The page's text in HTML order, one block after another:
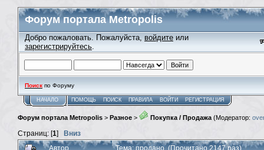
Форум портала Metropolis
Добро пожаловать. Пожалуйста, войдите или
зарегистрируйтесь.
Поиск по Форуму
НАЧАЛО ПОМОЩЬ ПОИСК ПРАВИЛА ВОЙТИ РЕГИСТРАЦИЯ
Форум портала Metropolis > Разное > Покупка / Продажа (Модератор:
Страниц: [1]
Вниз
Автор
Тема: продано (Прочитано 2147 раз)